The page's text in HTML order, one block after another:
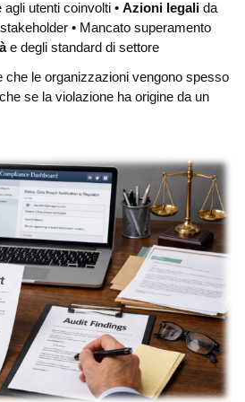
agli utenti coinvolti • Azioni legali da
• Mancato superamento
e degli standard di settore
che le organizzazioni vengono spesso
se la violazione ha origine da un